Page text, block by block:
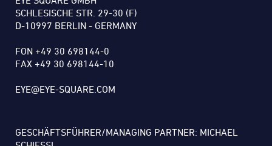
SCHLESISCHE STR. 29-30 (F)
D-10997 BERLIN - GERMANY
FON +49 30 698144-0
FAX +49 30 698144-10
EYE@EYE-SQUARE.COM
GESCHÄFTSFÜHRER/MANAGING PARTNER: MICHAEL